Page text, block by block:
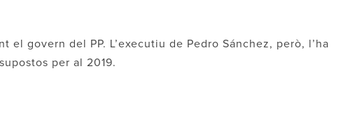
el govern del PP. L’executiu de Pedro Sánchez, però, l’ha
per al 2019.